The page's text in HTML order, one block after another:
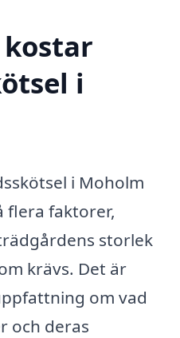
i
i Moholm
flera faktorer,
storlek
krävs. Det är
om vad
och deras